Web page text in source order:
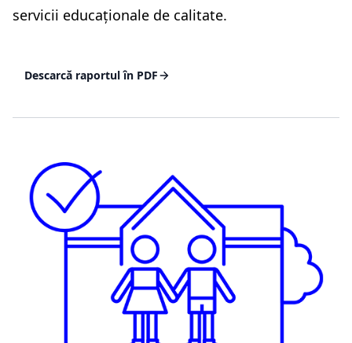
servicii educaționale de calitate.
Descarcă raportul în PDF